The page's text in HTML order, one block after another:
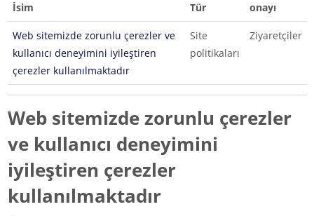
İsim Tür
onayı
Web sitemizde zorunlu çerezler ve
kullanıcı deneyimini iyileştiren
çerezler kullanılmaktadır
Site
politikaları
Ziyaretçiler
Web sitemizde zorunlu çerezler
ve kullanıcı deneyimini
iyileştiren çerezler
kullanılmaktadır